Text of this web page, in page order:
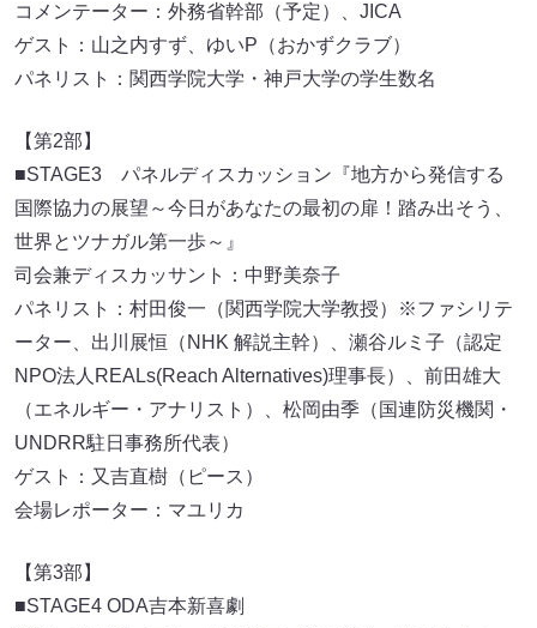
コメンテーター：外務省幹部（予定）、JICA
ゲスト：山之内すず、ゆいP（おかずクラブ）
パネリスト：関西学院大学・神戸大学の学生数名
【第2部】
■STAGE3 パネルディスカッション『地方から発信する
国際協力の展望～今日があなたの最初の扉！踏み出そう、
世界とツナガル第一歩～』
司会兼ディスカッサント：中野美奈子
パネリスト：村田俊一（関西学院大学教授）※ファシリテ
ーター、出川展恒（NHK 解説主幹）、瀬谷ルミ子（認定
NPO法人REALs(Reach Alternatives)理事長）、前田雄大
（エネルギー・アナリスト）、松岡由季（国連防災機関・
UNDRR駐日事務所代表）
ゲスト：又吉直樹（ピース）
会場レポーター：マユリカ
【第3部】
■STAGE4 ODA吉本新喜劇